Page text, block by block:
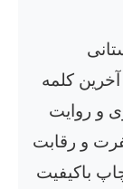
کلمه
و روایت
و رقابت
باکیفیت